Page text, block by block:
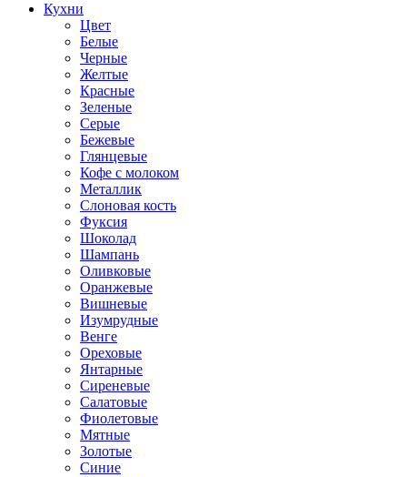
Кухни
Цвет
Белые
Черные
Желтые
Красные
Зеленые
Серые
Бежевые
Глянцевые
Кофе с молоком
Металлик
Слоновая кость
Фуксия
Шоколад
Шампань
Оливковые
Оранжевые
Вишневые
Изумрудные
Венге
Ореховые
Янтарные
Сиреневые
Салатовые
Фиолетовые
Мятные
Золотые
Синие